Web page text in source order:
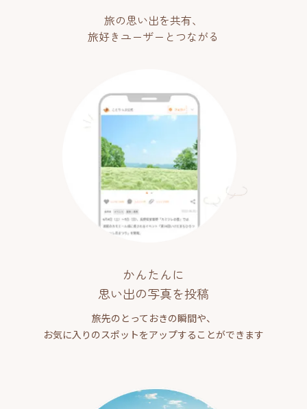
旅の思い出を共有、
旅好きユーザーとつながる
かんたんに
思い出の写真を投稿
旅先のとっておきの瞬間や、
お気に入りのスポットをアップすることができます